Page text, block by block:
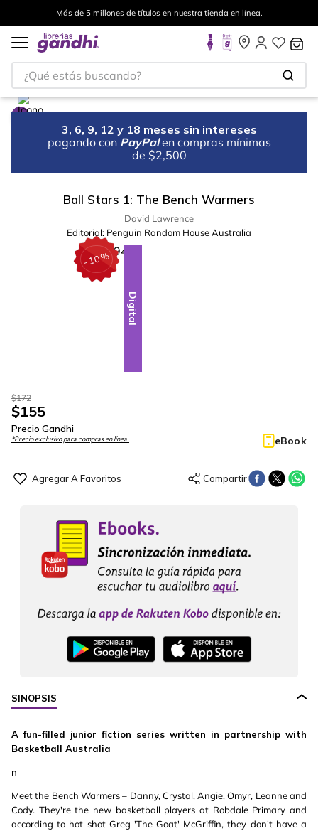
Más de 5 millones de títulos en nuestra tienda en línea.
¿Qué estás buscando?
3, 6, 9, 12 y 18 meses sin intereses
pagando con PayPal en compras mínimas
de $2,500
Ball Stars 1: The Bench Warmers
David Lawrence
Editorial: Penguin Random House Australia
-10%
Digital
$172
$155
Precio Gandhi
*Precio exclusivo para compras en línea. eBook
SINOPSIS
A fun-filled junior fiction series written in partnership with
Basketball Australia
n
Meet the Bench Warmers – Danny, Crystal, Angie, Omyr, Leanne and
Cody. They're the new basketball players at Robdale Primary and
according to hot shot Greg 'The Goat' McGriffin, they don't have a